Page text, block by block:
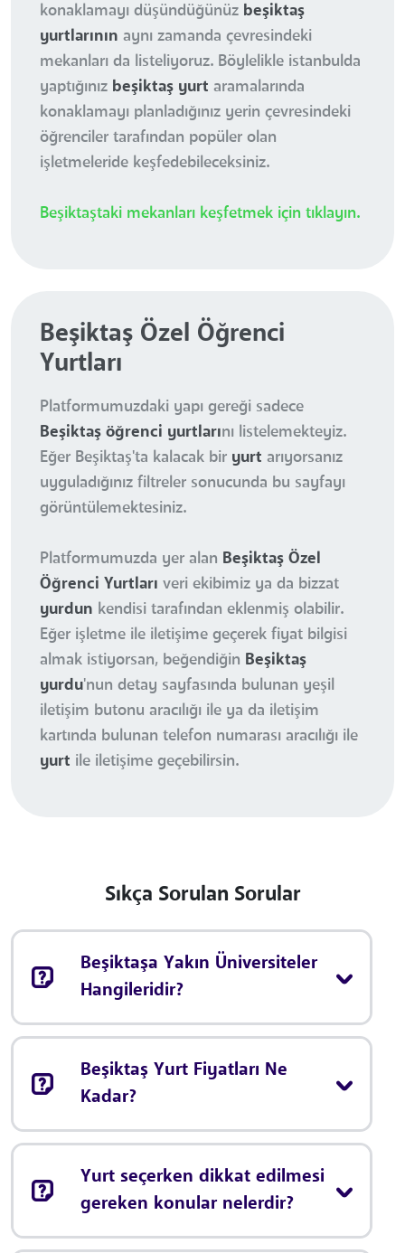
konaklamayı düşündüğünüz beşiktaş
yurtlarının aynı zamanda çevresindeki
mekanları da listeliyoruz. Böylelikle istanbulda
yaptığınız beşiktaş yurt aramalarında
konaklamayı planladığınız yerin çevresindeki
öğrenciler tarafından popüler olan
işletmeleride keşfedebileceksiniz.
Beşiktaştaki mekanları keşfetmek için tıklayın.
Beşiktaş Özel Öğrenci
Yurtları
Platformumuzdaki yapı gereği sadece
Beşiktaş öğrenci yurtlarını listelemekteyiz.
Eğer Beşiktaş'ta kalacak bir yurt arıyorsanız
uyguladığınız filtreler sonucunda bu sayfayı
görüntülemektesiniz.
Platformumuzda yer alan Beşiktaş Özel
Öğrenci Yurtları veri ekibimiz ya da bizzat
yurdun kendisi tarafından eklenmiş olabilir.
Eğer işletme ile iletişime geçerek fiyat bilgisi
almak istiyorsan, beğendiğin Beşiktaş
yurdu'nun detay sayfasında bulunan yeşil
iletişim butonu aracılığı ile ya da iletişim
kartında bulunan telefon numarası aracılığı ile
yurt ile iletişime geçebilirsin.
Sıkça Sorulan Sorular
Beşiktaşa Yakın Üniversiteler
Hangileridir?
Beşiktaş Yurt Fiyatları Ne
Kadar?
Yurt seçerken dikkat edilmesi
gereken konular nelerdir?